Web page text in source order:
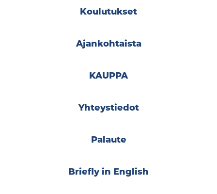
Koulutukset
Ajankohtaista
KAUPPA
Yhteystiedot
Palaute
Briefly in English